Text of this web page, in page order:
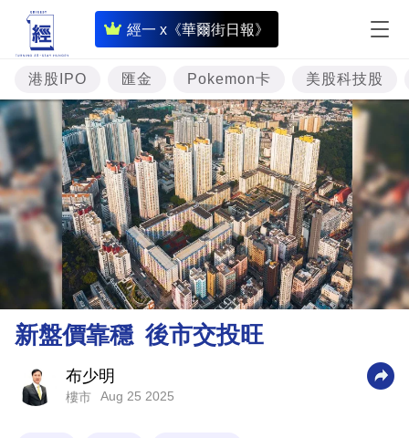
經一 x《華爾街日報》
即
時
財
經
專
題
投
資
樓
市
理
財
商
業
港股IPO 匯金 Pokemon卡 美股科技股
新盤價靠穩 後市交投旺
布少明
樓市 Aug 25 2025